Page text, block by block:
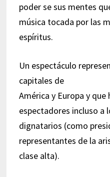
poder se sus mentes
música tocada por las
espíritus.
Un espectáculo
capitales de
América y Europa y
espectadores incluso a
dignatarios (como
representantes de la
clase alta).